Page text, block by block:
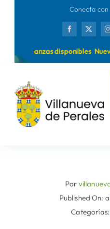
Conecta
ordenanzas disponibles
AyuntamientoPor
Published On:
Categorías: